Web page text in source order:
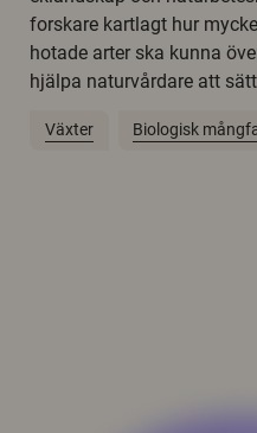
forskare kartlagt hur
hotade arter ska kunna
hjälpa naturvårdare att
Växter Biologisk